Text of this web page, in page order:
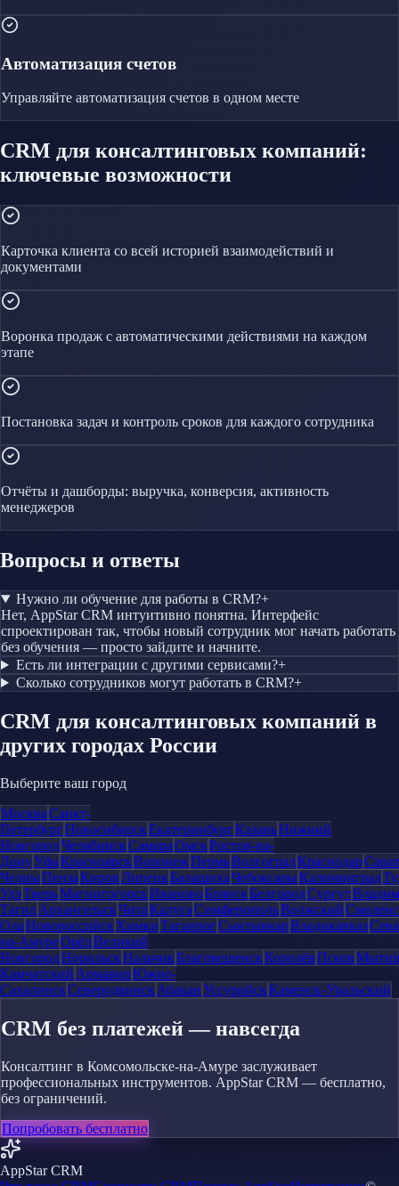
Автоматизация счетов
Управляйте автоматизация счетов в одном месте
CRM для консалтинговых компаний:
ключевые возможности
Карточка клиента со всей историей взаимодействий и
документами
Воронка продаж с автоматическими действиями на каждом
этапе
Постановка задач и контроль сроков для каждого сотрудника
Отчёты и дашборды: выручка, конверсия, активность
менеджеров
Вопросы и ответы
Нужно ли обучение для работы в CRM?+
Нет, AppStar CRM интуитивно понятна. Интерфейс
спроектирован так, чтобы новый сотрудник мог начать работать
без обучения — просто зайдите и начните.
Есть ли интеграции с другими сервисами?+
Сколько сотрудников могут работать в CRM?+
CRM для консалтинговых компаний в
других городах России
Выберите ваш город
МоскваСанкт-
ПетербургНовосибирскЕкатеринбургКазаньНижний
НовгородЧелябинскСамараОмскРостов-на-
ДонуУфаКрасноярскВоронежПермьВолгоградКраснодар
ЧелныПензаКировЛипецкБалашихаЧебоксарыКалининград
УдэТверьМагнитогорскИвановоБрянскБелгородСургут
ТагилАрхангельскЧитаКалугаСимферопольВолжский
ОлаНовороссийскХимкиТаганрогСыктывкарВладикавказ
на-АмуреОрёлВеликий
НовгородНорильскНальчикБлаговещенскКоролёвПсков
Камчатский АрмавирЮжно-
СахалинскСеверодвинскАбаканУссурийскКаменск-Уральский
CRM без платежей — навсегда
Консалтинг в Комсомольске-на-Амуре заслуживает
профессиональных инструментов. AppStar CRM — бесплатно,
без ограничений.
Попробовать бесплатно
AppStar CRM